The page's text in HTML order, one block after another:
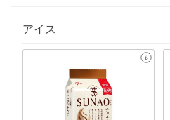
アイス